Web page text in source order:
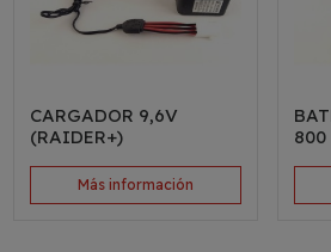
CARGADOR 9,6V
(RAIDER+)
Más información
800